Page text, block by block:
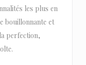
les plus en
bouillonnante et
perfection,